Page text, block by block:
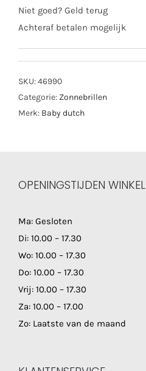
Niet goed? Geld terug
Achteraf betalen mogelijk
SKU:46990
Categorie: Zonnebrillen
Merk: Baby dutch
OPENINGSTIJDEN WINKEL
Ma: Gesloten
Di: 10.00 – 17.30
Wo: 10.00 – 17.30
Do: 10.00 – 17.30
Vrij: 10.00 – 17.30
Za: 10.00 – 17.00
Zo: Laatste van de maand